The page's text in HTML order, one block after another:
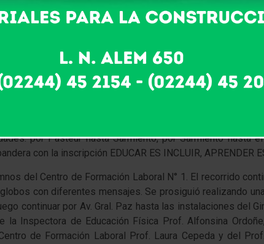
N° 501, el Centro de Formación Laboral N° 1 y el
el resto de las ciudades que componen la Región XXIV
las puertas de la Escuela Especial 501. Allí concurrieron
juntos con los alumnos de la escuela anfitriona
por Pasteur hasta Sarmiento, por Sarmiento hasta
con la inscripción EDUCAR ES INCLUIR, APRENDER
del Centro de Formación Laboral N° 1. El recorrido
con diferentes mensajes. Se prosiguió realizando
continuar por Av. Gral. Paz hasta las instalaciones del
la Inspectora de Educación Física Prof. Alfonsina
de Formación Laboral Prof. Laura Cepeda y del